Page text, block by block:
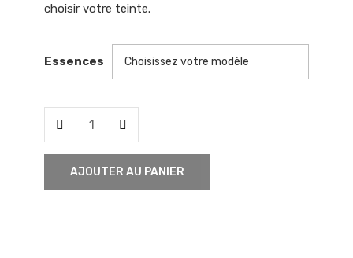
choisir votre teinte.
Essences
Âne
couchéAJOUTER AU PANIER